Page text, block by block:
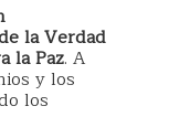
la Verdad
la Paz. A
y los
los